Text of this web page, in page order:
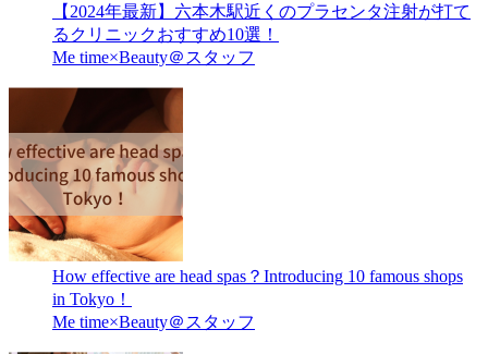
【2024年最新】六本木駅近くのプラセンタ注射が打て
るクリニックおすすめ10選！
Me time×Beauty＠スタッフ
How effective are head spas？Introducing 10 famous shops
in Tokyo！
Me time×Beauty＠スタッフ